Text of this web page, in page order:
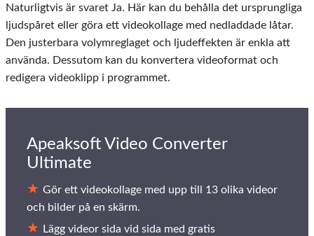
Naturligtvis är svaret Ja. Här kan du behålla det ursprungliga
ljudspåret eller göra ett videokollage med nedladdade låtar.
Den justerbara volymreglaget och ljudeffekten är enkla att
använda. Dessutom kan du konvertera videoformat och
redigera videoklipp i programmet.
Apeaksoft Video Converter
Ultimate
Gör ett videokollage med upp till 13 olika videor
och bilder på en skärm.
Lägg videor sida vid sida med gratis